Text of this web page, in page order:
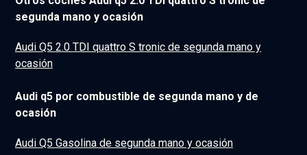
segunda mano y ocasión
Audi Q5 2.0 TDI quattro S tronic de segunda mano y
ocasión
Audi q5 por combustible de segunda mano y de
ocasión
Audi Q5 Gasolina de segunda mano y ocasión